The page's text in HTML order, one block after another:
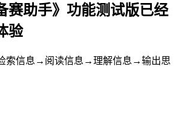
赛助手》功能测试版已经
验
索信息→阅读信息→理解信息→输出思